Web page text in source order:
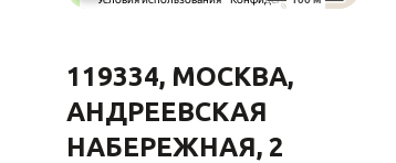
119334, МОСКВА,
АНДРЕЕВСКАЯ
НАБЕРЕЖНАЯ, 2